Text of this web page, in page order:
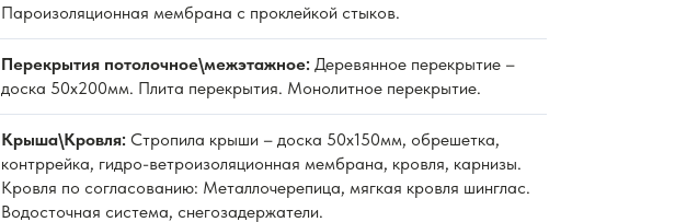
Пароизоляционная мембрана с проклейкой стыков.
Перекрытия потолочное\межэтажное: Деревянное перекрытие –
доска 50х200мм. Плита перекрытия. Монолитное перекрытие.
Крыша\Кровля: Стропила крыши – доска 50х150мм, обрешетка,
контррейка, гидро-ветроизоляционная мембрана, кровля, карнизы.
Кровля по согласованию: Металлочерепица, мягкая кровля шинглас.
Водосточная система, снегозадержатели.